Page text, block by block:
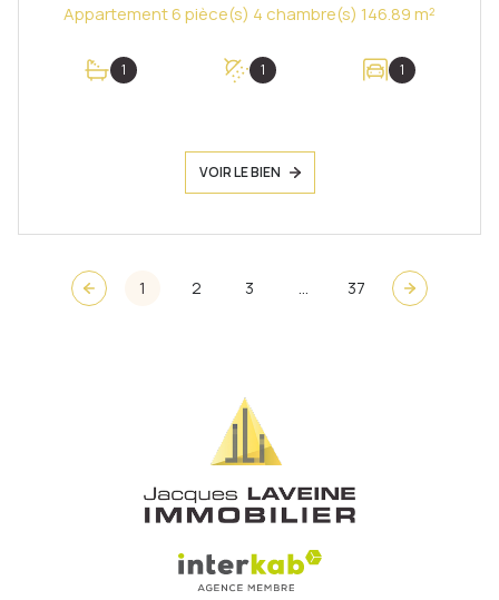
Appartement 6 pièce(s) 4 chambre(s) 146.89 m²
1 1 1
VOIR LE BIEN
1 2 3 ... 37